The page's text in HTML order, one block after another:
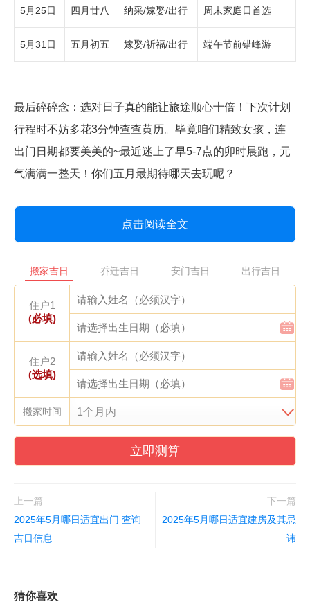
5月25日 四月廿八 纳采/嫁娶/出行 周末家庭日首选
5月31日 五月初五 嫁娶/祈福/出行 端午节前错峰游
最后碎碎念：选对日子真的能让旅途顺心十倍！下次计划
行程时不妨多花3分钟查查黄历。毕竟咱们精致女孩，连
出门日期都要美美的~最近迷上了早5-7点的卯时晨跑，元
气满满一整天！你们五月最期待哪天去玩呢？
点击阅读全文
搬家吉日 乔迁吉日 安门吉日 出行吉日
住户1
(必填)
住户2
(选填)
搬家时间
立即测算
上一篇
2025年5月哪日适宜出门 查询
吉日信息
下一篇
2025年5月哪日适宜建房及其忌
讳
猜你喜欢